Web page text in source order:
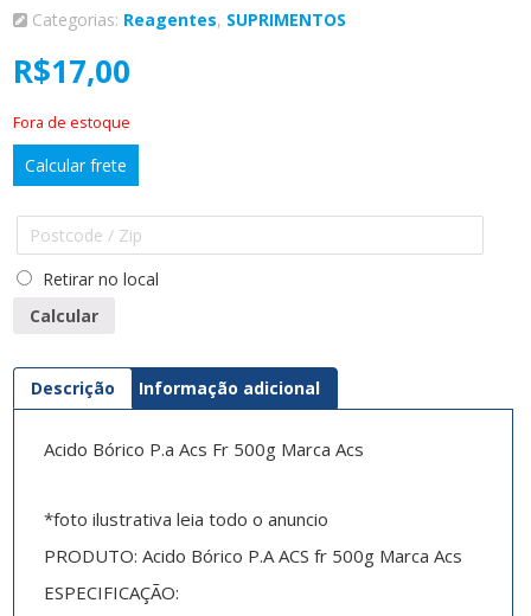
Categorias: Reagentes, SUPRIMENTOS
R$17,00
Fora de estoque
Calcular frete
Retirar no local
Calcular
Descrição Informação adicional
Acido Bórico P.a Acs Fr 500g Marca Acs
*foto ilustrativa leia todo o anuncio
PRODUTO: Acido Bórico P.A ACS fr 500g Marca Acs
ESPECIFICAÇÃO: